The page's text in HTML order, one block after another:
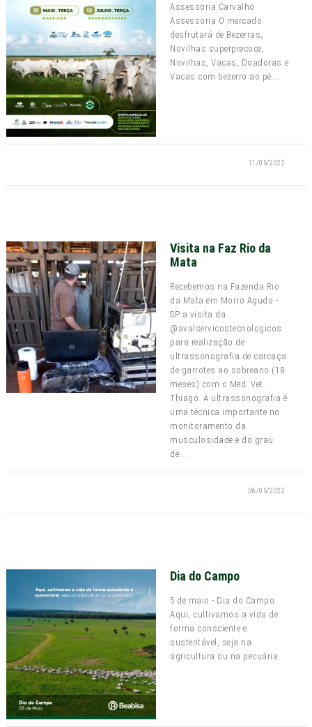
Assessoria Carvalho
Assessoria O mercado
desfrutará de Bezerras,
Novilhas superprecoce,
Novilhas, Vacas, Doadoras e
Vacas com bezerro ao pé...
11/05/2022
Visita na Faz Rio da
Mata
Recebemos na Fazenda Rio
da Mata em Morro Agudo -
SP a visita da
@avalservicostecnologicos
para realização de
ultrassonografia de carcaça
de garrotes ao sobreano (18
meses) com o Med. Vet.
Thiago. A ultrassonografia é
uma técnica importante no
monitoramento da
musculosidade e do grau
de...
06/05/2022
Dia do Campo
5 de maio - Dia do Campo
Aqui, cultivamos a vida de
forma consciente e
sustentável, seja na
agricultura ou na pecuária.